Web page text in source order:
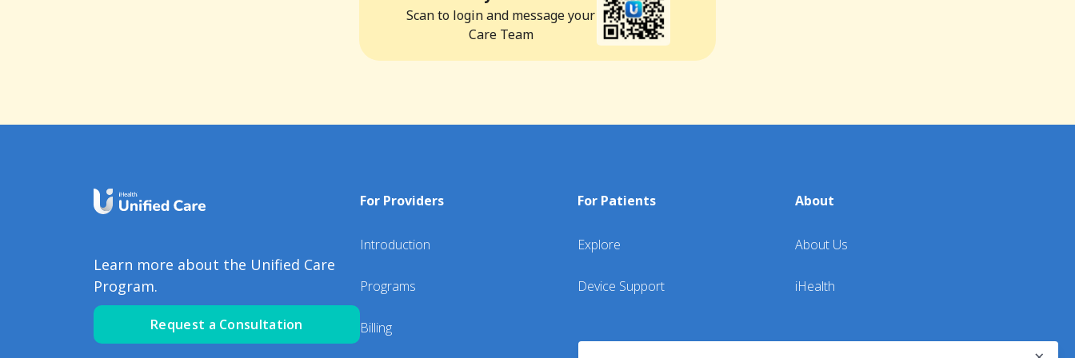
Scan to login and message your
Care Team
Learn more about the Unified Care
Program.
Request a Consultation
For Providers
Introduction
Programs
Billing
For Patients
Explore
Device Support
About
About Us
iHealth